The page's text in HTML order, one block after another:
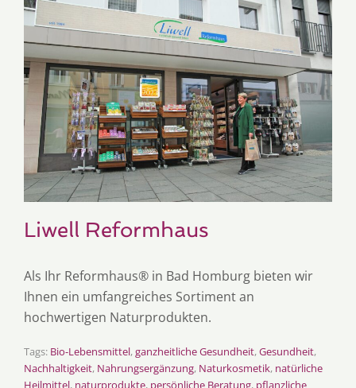
Liwell Reformhaus
Als Ihr Reformhaus® in Bad Homburg bieten wir
Ihnen ein umfangreiches Sortiment an
hochwertigen Naturprodukten.
Tags: Bio-Lebensmittel,ganzheitliche Gesundheit,Gesundheit,
Nachhaltigkeit, Nahrungsergänzung, Naturkosmetik, natürliche
Heilmittel, naturprodukte, persönliche Beratung, pflanzliche